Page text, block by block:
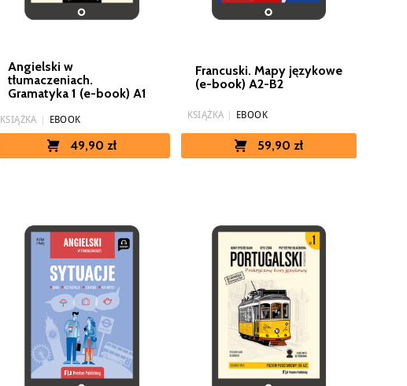
Angielski w
tłumaczeniach.
Gramatyka 1 (e-book) A1
KSIĄŻKA | EBOOK
49,90 zł
Francuski. Mapy językowe
(e-book) A2-B2
KSIĄŻKA EBOOK
59,90 zł